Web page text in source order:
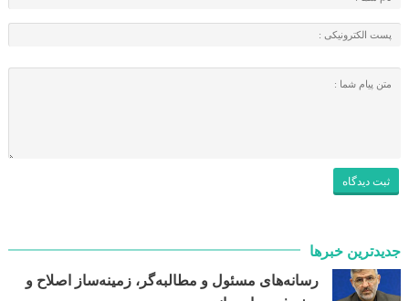
جدیدترین خبرها
رسانه‌های مسئول و مطالبه‌گر، زمینه‌ساز اصلاح و